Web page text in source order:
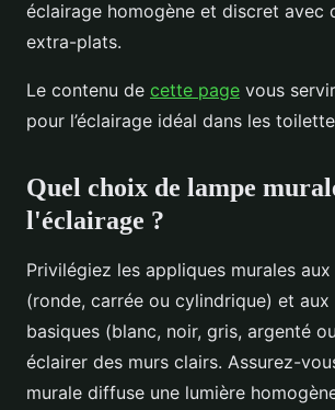
éclairage homogène et discret avec
extra-plats.
Le contenu de cette page vous
pour l’éclairage idéal dans les
Quel choix de lampe
l'éclairage ?
Privilégiez les appliques murales
(ronde, carrée ou cylindrique) et aux
basiques (blanc, noir, gris, argenté
éclairer des murs clairs. Assurez-
murale diffuse une lumière